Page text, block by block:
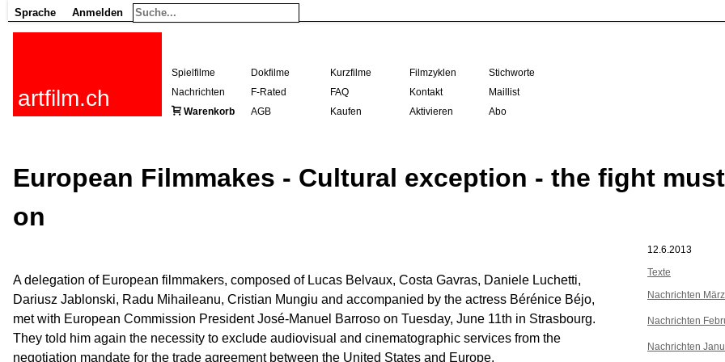
Sprache Anmelden
artfilm.ch
Spielfilme Dokfilme Kurzfilme Filmzyklen
Stichworte
Nachrichten
F-Rated FAQ Kontakt
Maillist
Warenkorb
AGB Kaufen Aktivieren Abo
European Filmmakes - Cultural exception - the fight
on
12.6.2013
Texte
Nachrichten
Nachrichten
Nachrichten
A delegation of European filmmakers, composed of Lucas Belvaux, Costa Gavras, Daniele Luchetti,
Dariusz Jablonski, Radu Mihaileanu, Cristian Mungiu and accompanied by the actress Bérénice Béjo,
met with European Commission President José-Manuel Barroso on Tuesday, June 11th in Strasbourg.
They told him again the necessity to exclude audiovisual and cinematographic services from the
negotiation mandate for the trade agreement between the United States and Europe.